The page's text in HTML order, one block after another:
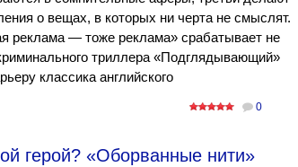
о вещах, в которых ни черта не смыслят.
реклама — тоже реклама» срабатывает не
триллера «Подглядывающий»
классика английского
0
герой? «Оборванные нити»